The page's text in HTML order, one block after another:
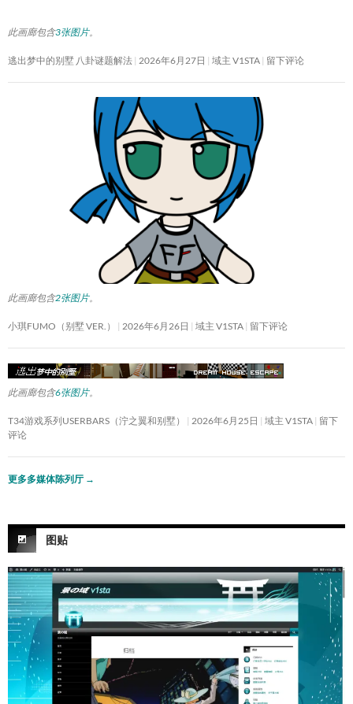
此画廊包含3张图片。
逃出梦中的别墅 八卦谜题解法 2026年6月27日 域主 V1STA 留下评论
此画廊包含2张图片。
小琪FUMO（别墅 VER.） 2026年6月26日 域主 V1STA 留下评论
此画廊包含6张图片。
T34游戏系列USERBARS（泞之翼和别墅） 2026年6月25日 域主 V1STA 留下
评论
更多多媒体陈列厅 →
图贴